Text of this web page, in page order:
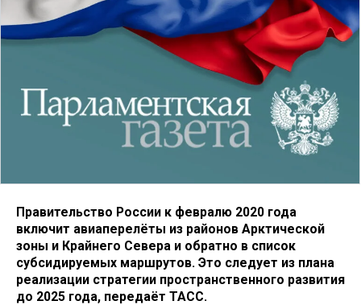
Правительство России к февралю 2020 года
включит авиаперелёты из районов Арктической
зоны и Крайнего Севера и обратно в список
субсидируемых маршрутов. Это следует из плана
реализации стратегии пространственного развития
до 2025 года, передаёт ТАСС.